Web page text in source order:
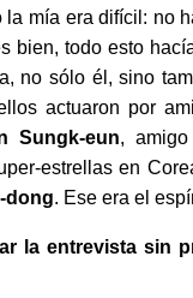
mía era difícil: no
bien, todo esto
no sólo él, sino
actuaron por
Sungk-eun,
estrellas en
dong. Ese era el
la entrevista sin